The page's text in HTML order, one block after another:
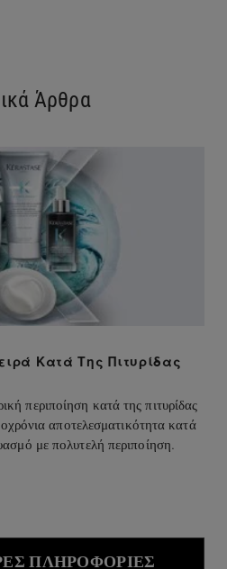
Άρθρα
Κατά Της Πιτυρίδας
περιποίηση κατά της πιτυρίδας
αποτελεσματικότητα κατά
με πολυτελή περιποίηση.
ΠΛΗΡΟΦΟΡΊΕΣ